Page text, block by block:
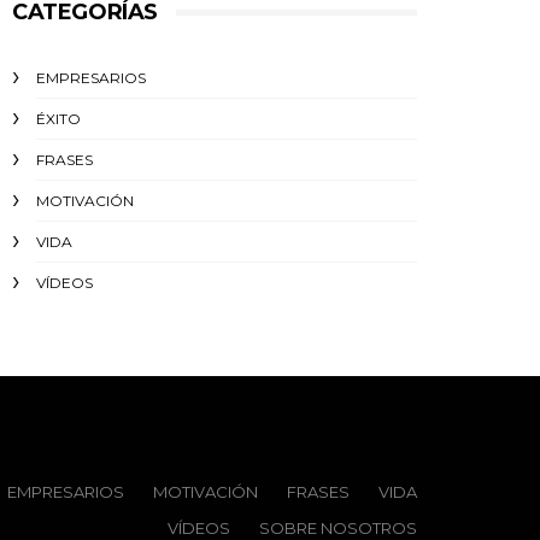
CATEGORÍAS
EMPRESARIOS
ÉXITO‬
FRASES
MOTIVACIÓN
VIDA
VÍDEOS
EMPRESARIOS MOTIVACIÓN FRASES
VIDA
VÍDEOS
SOBRE NOSOTROS